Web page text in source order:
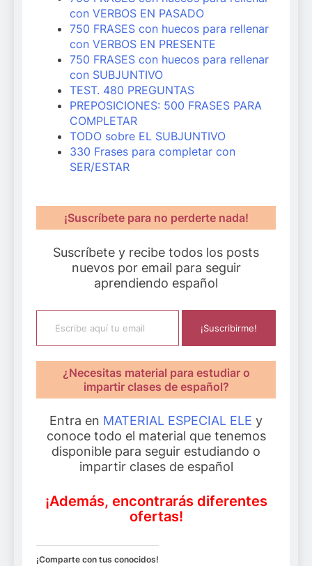
con VERBOS EN PASADO
750 FRASES con huecos para rellenar
con VERBOS EN PRESENTE
750 FRASES con huecos para rellenar
con SUBJUNTIVO
TEST. 480 PREGUNTAS
PREPOSICIONES: 500 FRASES PARA
COMPLETAR
TODO sobre EL SUBJUNTIVO
330 Frases para completar con
SER/ESTAR
¡Suscríbete para no perderte nada!
Suscríbete y recibe todos los posts
nuevos por email para seguir
aprendiendo español
Escribe aquí tu email
¡Suscribirme!
¿Necesitas material para estudiar o
impartir clases de español?
Entra en MATERIAL ESPECIAL ELE y
conoce todo el material que tenemos
disponible para seguir estudiando o
impartir clases de español
¡Además, encontrarás diferentes
ofertas!
¡Comparte con tus conocidos!